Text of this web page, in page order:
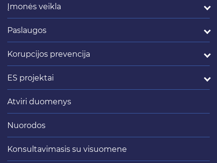
Įmonės veikla
Paslaugos
Korupcijos prevencija
ES projektai
Atviri duomenys
Nuorodos
Konsultavimasis su visuomene